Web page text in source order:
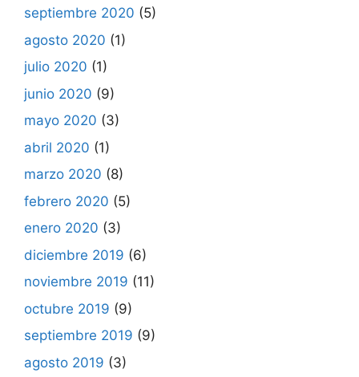
septiembre 2020 (5)
agosto 2020 (1)
julio 2020 (1)
junio 2020 (9)
mayo 2020 (3)
abril 2020 (1)
marzo 2020 (8)
febrero 2020 (5)
enero 2020 (3)
diciembre 2019 (6)
noviembre 2019 (11)
octubre 2019 (9)
septiembre 2019 (9)
agosto 2019 (3)